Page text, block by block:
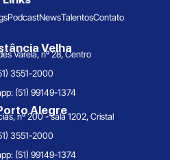
PodcastNewsTalentosContato
Velha
Varela, nº 28, Centro
3551-2000
(51) 99149-1374
Alegre
nº 200 - sala 1202, Cristal
3551-2000
(51) 99149-1374